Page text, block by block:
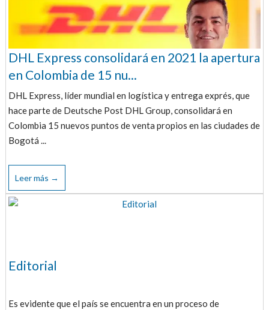
DHL Express consolidará en 2021 la apertura
en Colombia de 15 nu...
DHL Express, líder mundial en logística y entrega exprés, que
hace parte de Deutsche Post DHL Group, consolidará en
Colombia 15 nuevos puntos de venta propios en las ciudades de
Bogotá ...
Leer más →
Editorial
Es evidente que el país se encuentra en un proceso de